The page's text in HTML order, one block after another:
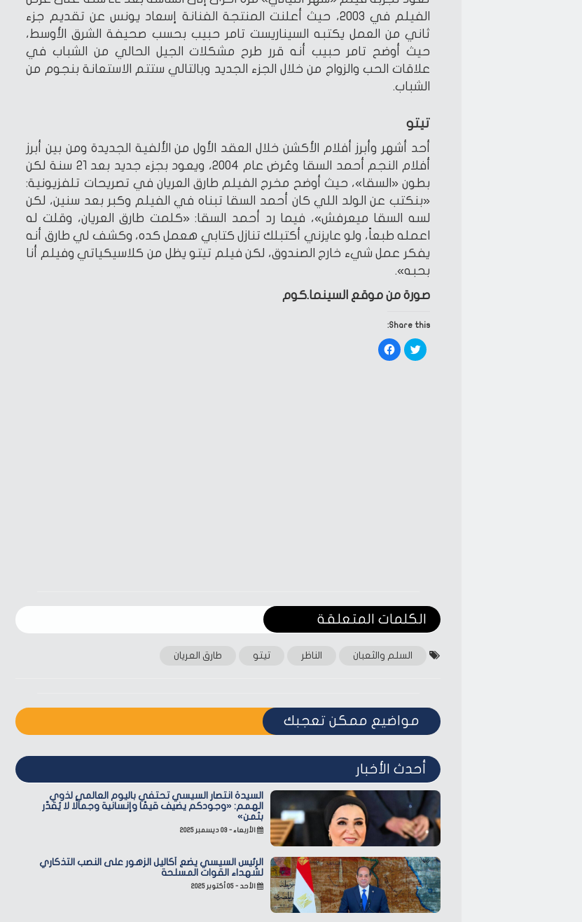
الفيلم في 2003، حيث أعلنت المنتجة الفنانة إسعاد يونس عن تقديم جزء
ثاني من العمل يكتبه السيناريست تامر حبيب بحسب صحيفة الشرق الأوسط،
حيث أوضح تامر حبيب أنه قرر طرح مشكلات الجيل الحالي من الشباب في
علاقات الحب والزواج من خلال الجزء الجديد وبالتالي ستتم الاستعانة بنجوم من
الشباب.
تيتو
أحد أشهر وأبرز أفلام الأكشن خلال العقد الأول من الألفية الجديدة ومن بين أبرز
أفلام النجم أحمد السقا وعُرض عام 2004، ويعود بجزء جديد بعد 21 سنة لكن
بطون «السقا»، حيث أوضح مخرج الفيلم طارق العريان في تصريحات تلفزيونية:
«بنكتب عن الولد اللي كان أحمد السقا تبناه في الفيلم وكبر بعد سنين، لكن
لسه السقا ميعرفش»، فيما رد أحمد السقا: «كلمت طارق العريان، وقلت له
اعمله طبعاً، ولو عايزني أكتبلك تنازل كتابي هعمل كده، وكشف لي طارق أنه
يفكر عمل شيء خارج الصندوق، لكن فيلم تيتو يظل من كلاسيكياتي وفيلم أنا
بحبه».
صورة من موقع السينما.كوم
Share this:
Click
to
share
Click
to
الكلمات المتعلقة‎
السلم والثعبان الناظر تيتو طارق العريان
مواضيع ممكن تعجبك
أحدث الأخبار
السيدة انتصار السيسي تحتفي باليوم العالمي لذوي
الهمم: «وجودكم يضيف قيمًا وإنسانية وجمالًا لا يُقدّر
بثمن»
الأربعاء - ٠٣ ديسمبر ٢٠٢٥
الرئيس السيسي يضع أكاليل الزهور على النصب التذكاري
لشهداء القوات المسلحة
الأحد - ٠٥ أكتوبر ٢٠٢٥